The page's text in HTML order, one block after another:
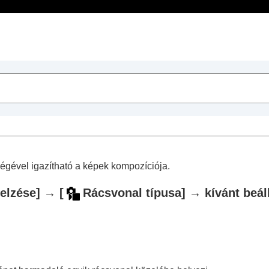
igazítható a képek kompozíciója.
→ [ Rácsvonal típusa] → kívánt